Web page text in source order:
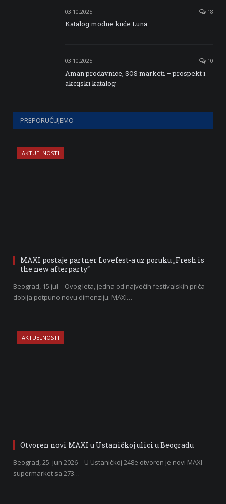
03.10.2025 18
Katalog modne kuće Luna
03.10.2025 10
Aman prodavnice, SOS marketi – prospekt i
akcijski katalog
PREPORUČUJEMO
AKTUELNOSTI
MAXI postaje partner Lovefest-a uz poruku „Fresh is
the new afterparty“
Beograd, 15.jul – Ovog leta, jedna od najvećih festivalskih priča
dobija potpuno novu dimenziju. MAXI…
AKTUELNOSTI
Otvoren novi MAXI u Ustaničkoj ulici u Beogradu
Beograd, 25. jun 2026 – U Ustaničkoj 248e otvoren je novi MAXI
supermarket sa 273…